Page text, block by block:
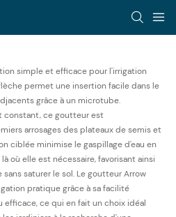
simple et efficace pour l'irrigation
permet une insertion facile dans le
grâce à un microtube.
constant, ce goutteur est
arrosages des plateaux de semis et
ciblée minimise le gaspillage d'eau en
où elle est nécessaire, favorisant ainsi
saturer le sol. Le goutteur Arrow
pratique grâce à sa facilité
ce qui en fait un choix idéal